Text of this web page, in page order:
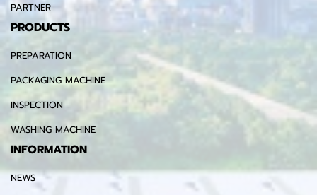
PARTNER
PRODUCTS
PREPARATION
PACKAGING MACHINE
INSPECTION
WASHING MACHINE
INFORMATION
NEWS